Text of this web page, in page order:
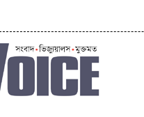
নিহত ৯ জনের পরিচয় শনাক্ত,